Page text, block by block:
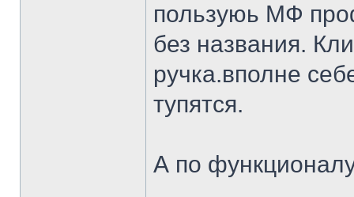
пользуюь МФ
без названия.
ручка.вполне
тупятся.
А по